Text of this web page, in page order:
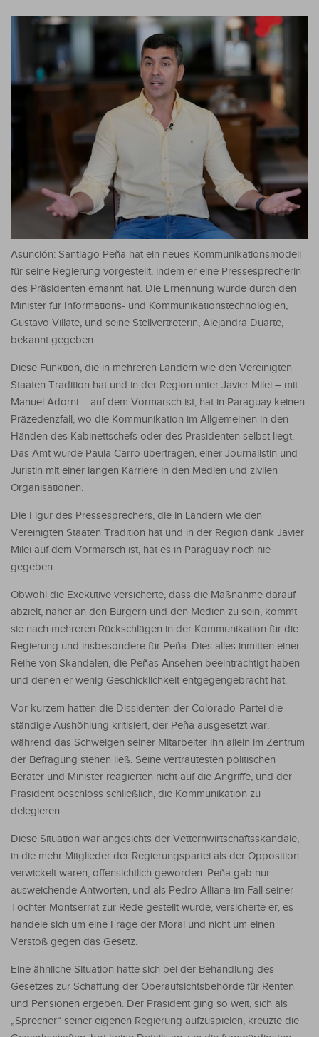
Asunción: Santiago Peña hat ein neues Kommunikationsmodell
für seine Regierung vorgestellt, indem er eine Pressesprecherin
des Präsidenten ernannt hat. Die Ernennung wurde durch den
Minister für Informations- und Kommunikationstechnologien,
Gustavo Villate, und seine Stellvertreterin, Alejandra Duarte,
bekannt gegeben.
Diese Funktion, die in mehreren Ländern wie den Vereinigten
Staaten Tradition hat und in der Region unter Javier Milei – mit
Manuel Adorni – auf dem Vormarsch ist, hat in Paraguay keinen
Präzedenzfall, wo die Kommunikation im Allgemeinen in den
Händen des Kabinettschefs oder des Präsidenten selbst liegt.
Das Amt wurde Paula Carro übertragen, einer Journalistin und
Juristin mit einer langen Karriere in den Medien und zivilen
Organisationen.
Die Figur des Pressesprechers, die in Ländern wie den
Vereinigten Staaten Tradition hat und in der Region dank Javier
Milei auf dem Vormarsch ist, hat es in Paraguay noch nie
gegeben.
Obwohl die Exekutive versicherte, dass die Maßnahme darauf
abzielt, näher an den Bürgern und den Medien zu sein, kommt
sie nach mehreren Rückschlägen in der Kommunikation für die
Regierung und insbesondere für Peña. Dies alles inmitten einer
Reihe von Skandalen, die Peñas Ansehen beeinträchtigt haben
und denen er wenig Geschicklichkeit entgegengebracht hat.
Vor kurzem hatten die Dissidenten der Colorado-Partei die
ständige Aushöhlung kritisiert, der Peña ausgesetzt war,
während das Schweigen seiner Mitarbeiter ihn allein im Zentrum
der Befragung stehen ließ. Seine vertrautesten politischen
Berater und Minister reagierten nicht auf die Angriffe, und der
Präsident beschloss schließlich, die Kommunikation zu
delegieren.
Diese Situation war angesichts der Vetternwirtschaftsskandale,
in die mehr Mitglieder der Regierungspartei als der Opposition
verwickelt waren, offensichtlich geworden. Peña gab nur
ausweichende Antworten, und als Pedro Alliana im Fall seiner
Tochter Montserrat zur Rede gestellt wurde, versicherte er, es
handele sich um eine Frage der Moral und nicht um einen
Verstoß gegen das Gesetz.
Eine ähnliche Situation hatte sich bei der Behandlung des
Gesetzes zur Schaffung der Oberaufsichtsbehörde für Renten
und Pensionen ergeben. Der Präsident ging so weit, sich als
„Sprecher“ seiner eigenen Regierung aufzuspielen, kreuzte die